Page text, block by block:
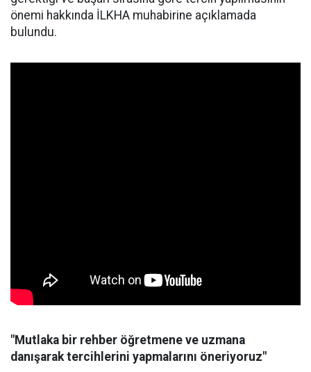
önemi hakkında İLKHA muhabirine açıklamada
bulundu.
"Mutlaka bir rehber öğretmene ve uzmana
danışarak tercihlerini yapmalarını öneriyoruz"